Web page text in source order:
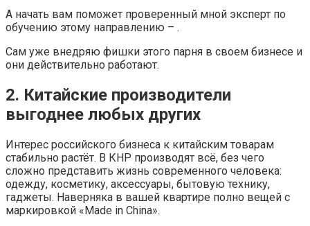
А начать вам поможет проверенный мной эксперт по
обучению этому направлению – .
Сам уже внедряю фишки этого парня в своем бизнесе и
они действительно работают.
2. Китайские производители
выгоднее любых других
Интерес российского бизнеса к китайским товарам
стабильно растёт. В КНР производят всё, без чего
сложно представить жизнь современного человека:
одежду, косметику, аксессуары, бытовую технику,
гаджеты. Наверняка в вашей квартире полно вещей с
маркировкой «Made in China».